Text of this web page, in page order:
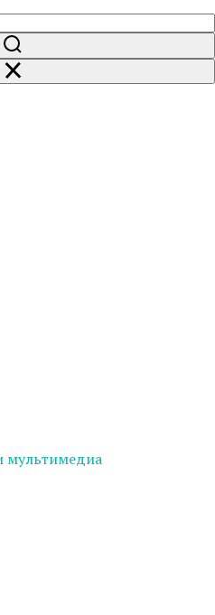
мультимедиа